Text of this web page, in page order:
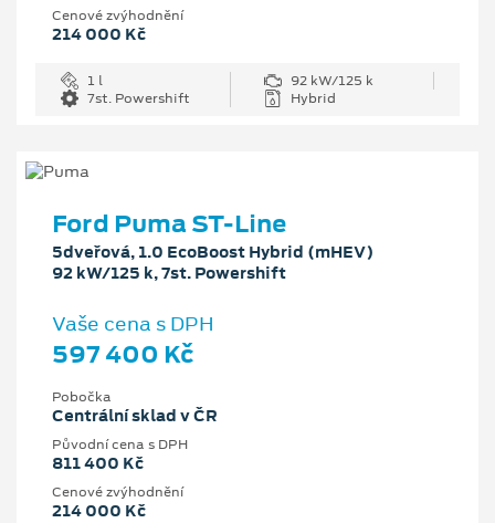
Cenové zvýhodnění
214 000 Kč
1 l
92 kW/125 k
7st. Powershift
Hybrid
Ford Puma ST-Line
5dveřová, 1.0 EcoBoost Hybrid (mHEV)
92 kW/125 k, 7st. Powershift
Vaše cena s DPH
597 400 Kč
Pobočka
Centrální sklad v ČR
Původní cena s DPH
811 400 Kč
Cenové zvýhodnění
214 000 Kč